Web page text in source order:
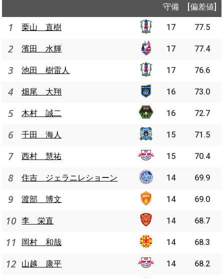
守備 [偏差値]
1 栗山 直樹 17 77.5
2 濱田 水輝 17 77.4
3 池田 樹雷人 17 76.6
4 畑尾 大翔 16 73.0
5 木村 誠二 16 72.7
6 千田 海人 15 71.5
7 西村 慧祐 15 70.4
8 住吉 ジェラニレショーン 14 69.9
9 渡部 博文 14 69.0
10 李 栄直 14 68.7
11 岡村 和哉 14 68.3
12 山越 康平 14 68.2